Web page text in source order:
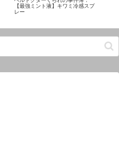
【最強ミント液】キワミ冷感スプ
レー